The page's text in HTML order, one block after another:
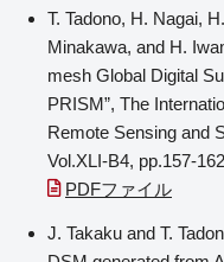
T. Tadono, H. Nagai,
Minakawa, and H.
mesh Global Digital
PRISM”, The
Remote Sensing and
Vol.XLI-B4, pp.157-
PDFファイル
J. Takaku and T.